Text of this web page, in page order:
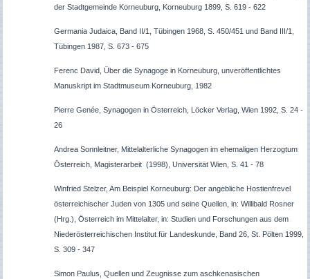
der Stadtgemeinde Korneuburg, Korneuburg 1899, S. 619 - 622
Germania Judaica, Band II/1, Tübingen 1968, S. 450/451 und Band III/1,
Tübingen 1987, S. 673 - 675
Ferenc David, Über die Synagoge in Korneuburg, unveröffentlichtes
Manuskript im Stadtmuseum Korneuburg, 1982
Pierre Genée, Synagogen in Österreich, Löcker Verlag, Wien 1992, S. 24 -
26
Andrea Sonnleitner, Mittelalterliche Synagogen im ehemaligen Herzogtum
Österreich, Magisterarbeit (1998), Universität Wien, S. 41 - 78
Winfried Stelzer, Am Beispiel Korneuburg: Der angebliche Hostienfrevel
österreichischer Juden von 1305 und seine Quellen, in: Willibald Rosner
(Hrg.), Österreich im Mittelalter, in: Studien und Forschungen aus dem
Niederösterreichischen Institut für Landeskunde, Band 26, St. Pölten 1999,
S. 309 - 347
Simon Paulus, Quellen und Zeugnisse zum aschkenasischen